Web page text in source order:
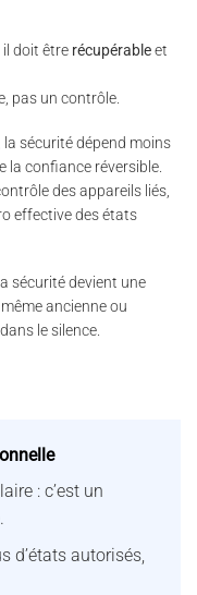
il doit être récupérableet
pas un contrôle.
sécurité dépend moins
la confiance réversible.
des appareils liés,
effective des états
sécurité devient une
ancienne ou
le silence.
: c’est un
d’états autorisés,